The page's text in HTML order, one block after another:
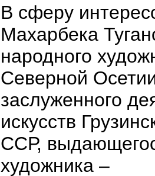
В cферу
Махарбека
народного
Северной
заслуженного
искусств
ССР,
художника –